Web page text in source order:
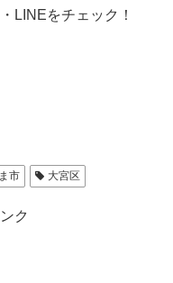
LINEをチェック！
市 大宮区
ク